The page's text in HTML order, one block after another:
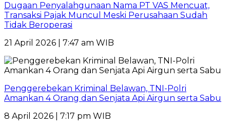
Dugaan Penyalahgunaan Nama PT VAS Mencuat,
Transaksi Pajak Muncul Meski Perusahaan Sudah
Tidak Beroperasi
21 April 2026 | 7:47 am WIB
Penggerebekan Kriminal Belawan, TNI-Polri
Amankan 4 Orang dan Senjata Api Airgun serta Sabu
8 April 2026 | 7:17 pm WIB